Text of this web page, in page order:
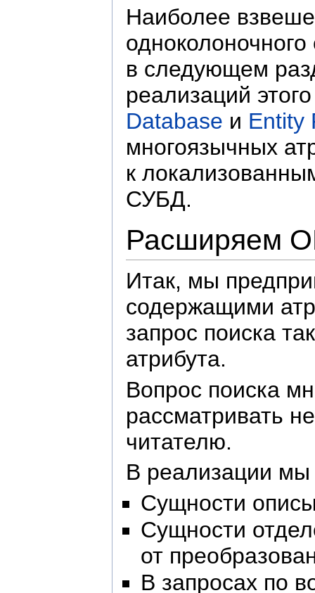
Наиболее
в следующем
реализаций
Database и Entity
многоязычных
к
СУБД.
Расширяем
Итак, мы
содержащими
запрос поиска
атрибута.
Вопрос поиска
рассматривать
читателю.
В реализации
Сущности
Сущности
от
В запросах по